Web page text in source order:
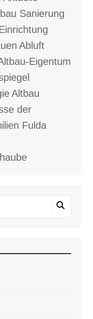
Sanierung
Abluft
Eigentum
Altbau
der
Fulda